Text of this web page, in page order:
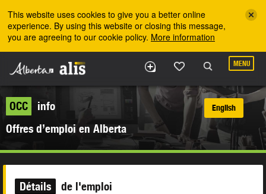
This website uses cookies to give you a better online
experience. By using this website or closing this message,
you are agreeing to our cookie policy. More information
MENU
OCC
info
Offres d’emploi en Alberta
English
Détails de l'emploi